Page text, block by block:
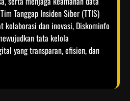
Tanggap Insiden Siber (TTIS)
kolaborasi dan inovasi, Diskominfo
tata kelola
yang transparan, efisien, dan